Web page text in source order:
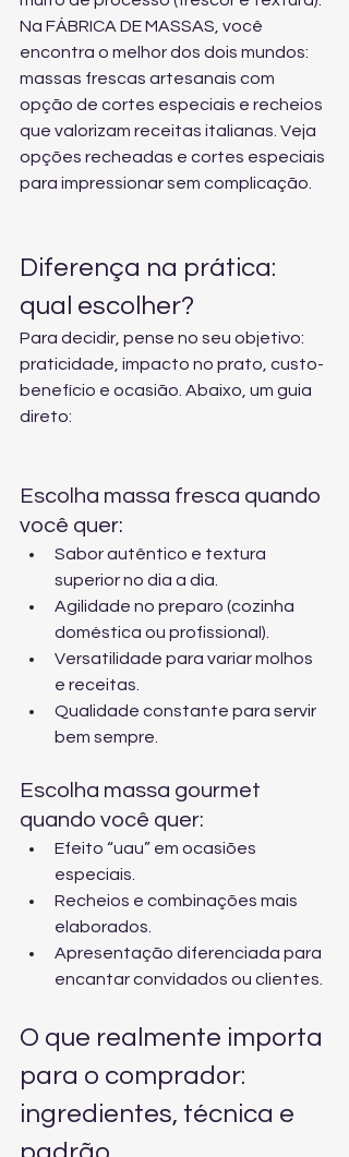
Na FÁBRICA DE MASSAS, você
encontra o melhor dos dois mundos:
massas frescas artesanais com
opção de cortes especiais e recheios
que valorizam receitas italianas. Veja
opções recheadas e cortes especiais
para impressionar sem complicação.
Diferença na prática:
qual escolher?
Para decidir, pense no seu objetivo:
praticidade, impacto no prato, custo-
benefício e ocasião. Abaixo, um guia
direto:
Escolha massa fresca quando
você quer:
Sabor autêntico e textura
superior no dia a dia.
Agilidade no preparo (cozinha
doméstica ou profissional).
Versatilidade para variar molhos
e receitas.
Qualidade constante para servir
bem sempre.
Escolha massa gourmet
quando você quer:
Efeito “uau” em ocasiões
especiais.
Recheios e combinações mais
elaborados.
Apresentação diferenciada para
encantar convidados ou clientes.
O que realmente importa
para o comprador:
ingredientes, técnica e